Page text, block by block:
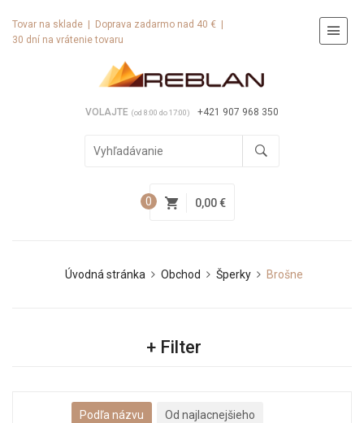
Tovar na sklade | Doprava zadarmo nad 40 € |
30 dní na vrátenie tovaru
VOLAJTE (od 8:00 do 17:00) +421 907 968 350
0,00 €
0
Úvodná stránka Obchod Šperky Brošne
+ Filter
Podľa názvu Od najlacnejšieho